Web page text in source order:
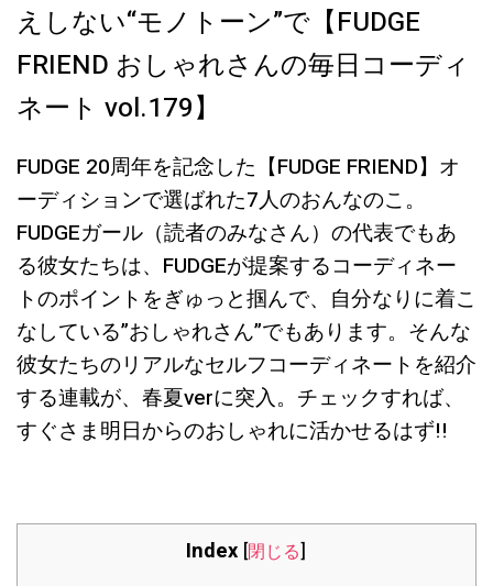
えしない“モノトーン”で【FUDGE
FRIEND おしゃれさんの毎日コーディ
ネート vol.179】
FUDGE 20周年を記念した【FUDGE FRIEND】オ
ーディションで選ばれた7人のおんなのこ。
FUDGEガール（読者のみなさん）の代表でもあ
る彼女たちは、FUDGEが提案するコーディネー
トのポイントをぎゅっと掴んで、自分なりに着こ
なしている”おしゃれさん”でもあります。そんな
彼女たちのリアルなセルフコーディネートを紹介
する連載が、春夏verに突入。チェックすれば、
すぐさま明日からのおしゃれに活かせるはず!!
Index [閉じる]